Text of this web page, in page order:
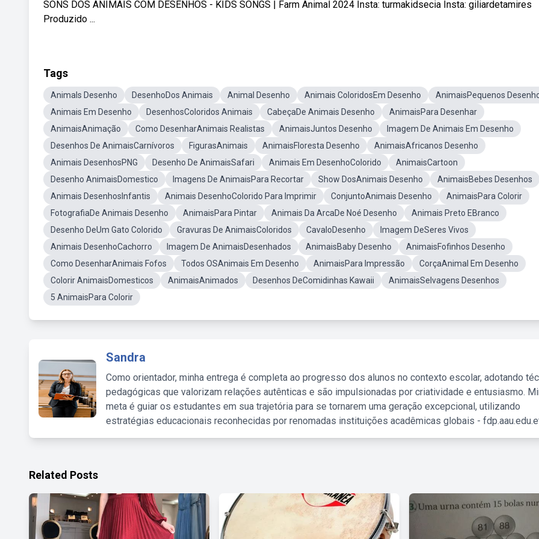
SONS DOS ANIMAIS COM DESENHOS - KIDS SONGS | Farm Animal 2024 Insta: turmakidsecia Insta: giliardetamires
Produzido ...
Tags
Animals Desenho DesenhoDos Animais Animal Desenho Animais ColoridosEm Desenho
AnimaisPequenos
Animais Em Desenho
DesenhosColoridos Animais CabeçaDe Animais Desenho
AnimaisPara Desenhar
AnimaisAnimação
Como DesenharAnimais Realistas AnimaisJuntos Desenho
Imagem De Animais Em Desenho
Desenhos De AnimaisCarnívoros
FigurasAnimais AnimaisFloresta Desenho
AnimaisAfricanos Desenho
Animais DesenhosPNG
Desenho De AnimaisSafari Animais Em DesenhoColorido
AnimaisCartoon
Desenho AnimaisDomestico
Imagens De AnimaisPara Recortar Show DosAnimais Desenho
AnimaisBebes Desenhos
Animais DesenhosInfantis
Animais DesenhoColorido Para Imprimir ConjuntoAnimais Desenho
AnimaisPara Colorir
FotografiaDe Animais Desenho
AnimaisPara Pintar Animais Da ArcaDe Noé Desenho
Animais Preto EBranco
Desenho DeUm Gato Colorido
Gravuras De AnimaisColoridos CavaloDesenho
Imagem DeSeres Vivos
Animais DesenhoCachorro
Imagem De AnimaisDesenhados AnimaisBaby Desenho
AnimaisFofinhos Desenho
Como DesenharAnimais Fofos
Todos OSAnimais Em Desenho AnimaisPara Impressão
CorçaAnimal Em Desenho
Colorir AnimaisDomesticos
AnimaisAnimados Desenhos DeComidinhas Kawaii
AnimaisSelvagens Desenhos
5 AnimaisPara Colorir
Sandra
Como orientador, minha entrega é completa ao progresso dos alunos no contexto escolar, adotando
pedagógicas que valorizam relações autênticas e são impulsionadas por criatividade e entusiasmo.
meta é guiar os estudantes em sua trajetória para se tornarem uma geração excepcional, utilizando
estratégias educacionais reconhecidas por renomadas instituições acadêmicas globais -
Related Posts